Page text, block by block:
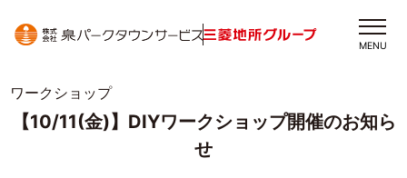
MENU
ワークショップ
【10/11(金)】DIYワークショップ開催のお知ら
せ